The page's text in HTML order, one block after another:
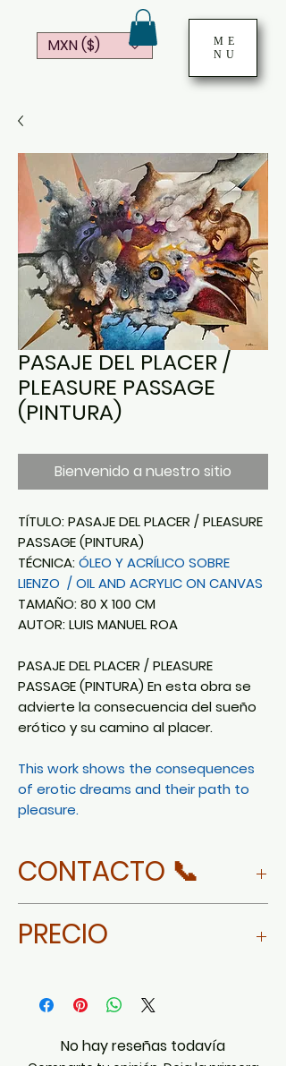
ME
NU
MXN ($)
PASAJE DEL PLACER /
PLEASURE PASSAGE
(PINTURA)
Bienvenido a nuestro sitio
TÍTULO: PASAJE DEL PLACER / PLEASURE
PASSAGE (PINTURA)
TÉCNICA:ÓLEO Y ACRÍLICO SOBRE
LIENZO / OIL AND ACRYLIC ON CANVAS
TAMAÑO: 80 X 100 CM
AUTOR: LUIS MANUEL ROA
PASAJE DEL PLACER / PLEASURE
PASSAGE (PINTURA) En esta obra se
advierte la consecuencia del sueño
erótico y su camino al placer.
This work shows the consequences
of erotic dreams and their path to
pleasure.
CONTACTO 📞
PRECIO
No hay reseñas todavía